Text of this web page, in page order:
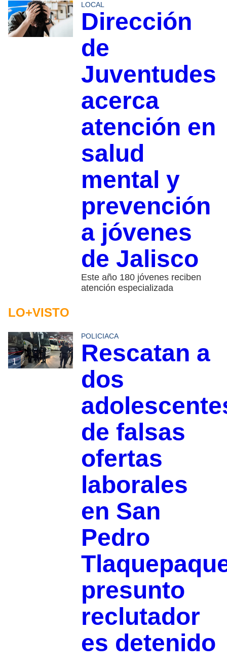
LOCAL
Dirección
de
Juventudes
acerca
atención en
salud
mental y
prevención
a jóvenes
de Jalisco
Este año 180 jóvenes reciben
atención especializada
LO+VISTO
1
POLICIACA
Rescatan a
dos
de falsas
ofertas
laborales
en San
Pedro
presunto
reclutador
es detenido